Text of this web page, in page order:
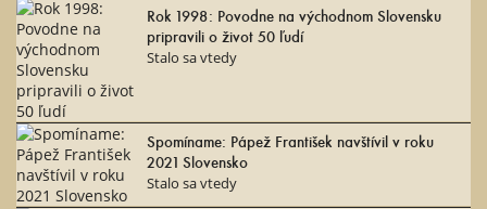
Rok 1998: Povodne na východnom Slovensku
pripravili o život 50 ľudí
Stalo sa vtedy
Spomíname: Pápež František navštívil v roku
2021 Slovensko
Stalo sa vtedy